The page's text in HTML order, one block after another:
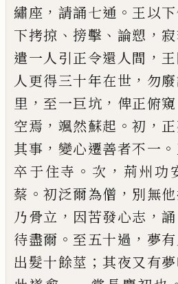
繡座 ， 請誦七通 。 王以
下拷掠 、搒擊 、 論愬 ，
遣一人引正令還人間 ，
人更得三十年在世 ， 勿
里 ， 至一巨坑 ， 俾正俯窺
空焉 ， 颯然蘇起 。初 ，
其事 ， 變心遷善者不一 。
卒于住寺 。 次 ， 荊州功
蔡 。初泛爾為僧 ， 別無他
乃骨立 ， 因苦發心志 ，誦
待盡爾 。 至五十過 ， 夢
出髮十餘莖 ； 其夜又有